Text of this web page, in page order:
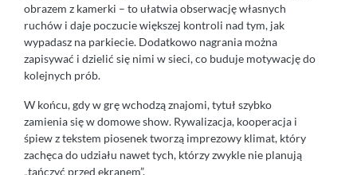
obrazem z kamerki – to ułatwia obserwację własnych
ruchów i daje poczucie większej kontroli nad tym, jak
wypadasz na parkiecie. Dodatkowo nagrania można
zapisywać i dzielić się nimi w sieci, co buduje motywację do
kolejnych prób.
W końcu, gdy w grę wchodzą znajomi, tytuł szybko
zamienia się w domowe show. Rywalizacja, kooperacja i
śpiew z tekstem piosenek tworzą imprezowy klimat, który
zachęca do udziału nawet tych, którzy zwykle nie planują
„tańczyć przed ekranem”.